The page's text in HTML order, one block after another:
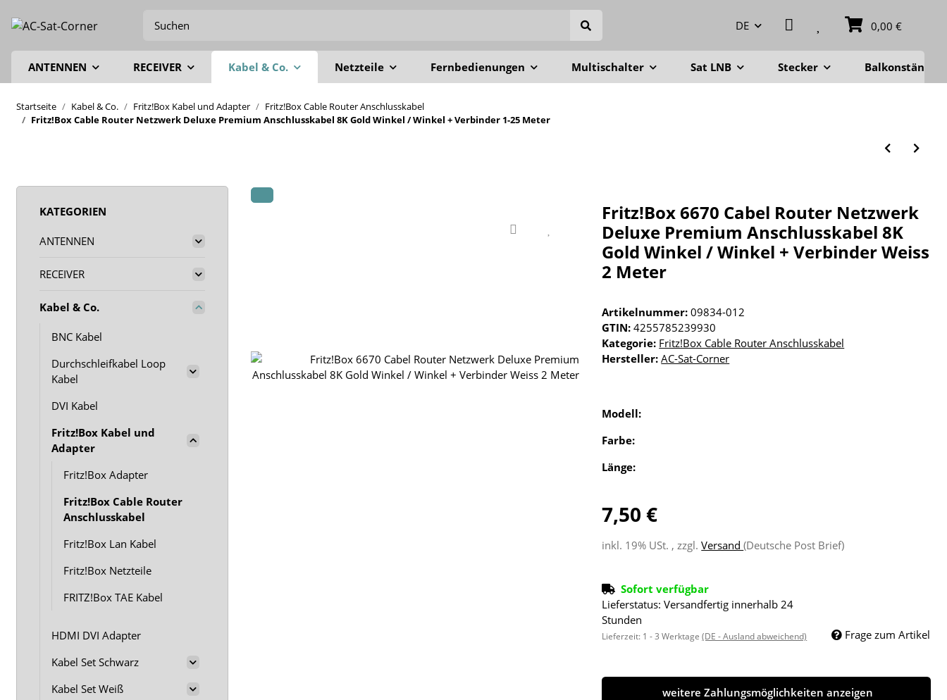
DE 0,00 €
ANTENNEN RECEIVER Kabel & Co. Netzteile Fernbedienungen Multischalter Sat LNB Stecker Balkonständer
Startseite Kabel & Co. Fritz!Box Kabel und Adapter
Fritz!Box Cable Router Anschlusskabel
Fritz!Box Cable Router Netzwerk Deluxe Premium Anschlusskabel 8K Gold Winkel / Winkel + Verbinder 1-25 Meter
Fritz!Box 6670 Cabel Router Netzwerk
Deluxe Premium Anschlusskabel 8K
Gold Winkel / Winkel + Verbinder Weiss
2 Meter
Artikelnummer:09834-012
GTIN: 4255785239930
Kategorie: Fritz!Box Cable Router Anschlusskabel
Hersteller: AC-Sat-Corner
Modell:
Farbe:
Länge:
7,50 €
inkl. 19% USt. , zzgl.Versand(Deutsche Post Brief)
Sofort verfügbar
Lieferstatus: Versandfertig innerhalb 24
Stunden
Lieferzeit: 1 - 3 Werktage(DE - Ausland abweichend) Frage zum Artikel
weitere Zahlungsmöglichkeiten anzeigen
KATEGORIEN
ANTENNEN
RECEIVER
Kabel & Co.
BNC Kabel
Durchschleifkabel Loop
Kabel
DVI Kabel
Fritz!Box Kabel und
Adapter
Fritz!Box Adapter
Fritz!Box Cable Router
Anschlusskabel
Fritz!Box Lan Kabel
Fritz!Box Netzteile
FRITZ!Box TAE Kabel
HDMI DVI Adapter
Kabel Set Schwarz
Kabel Set Weiß